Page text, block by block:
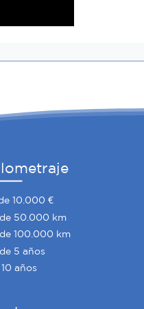
10.000 €
50.000 km
100.000 km
5 años
años